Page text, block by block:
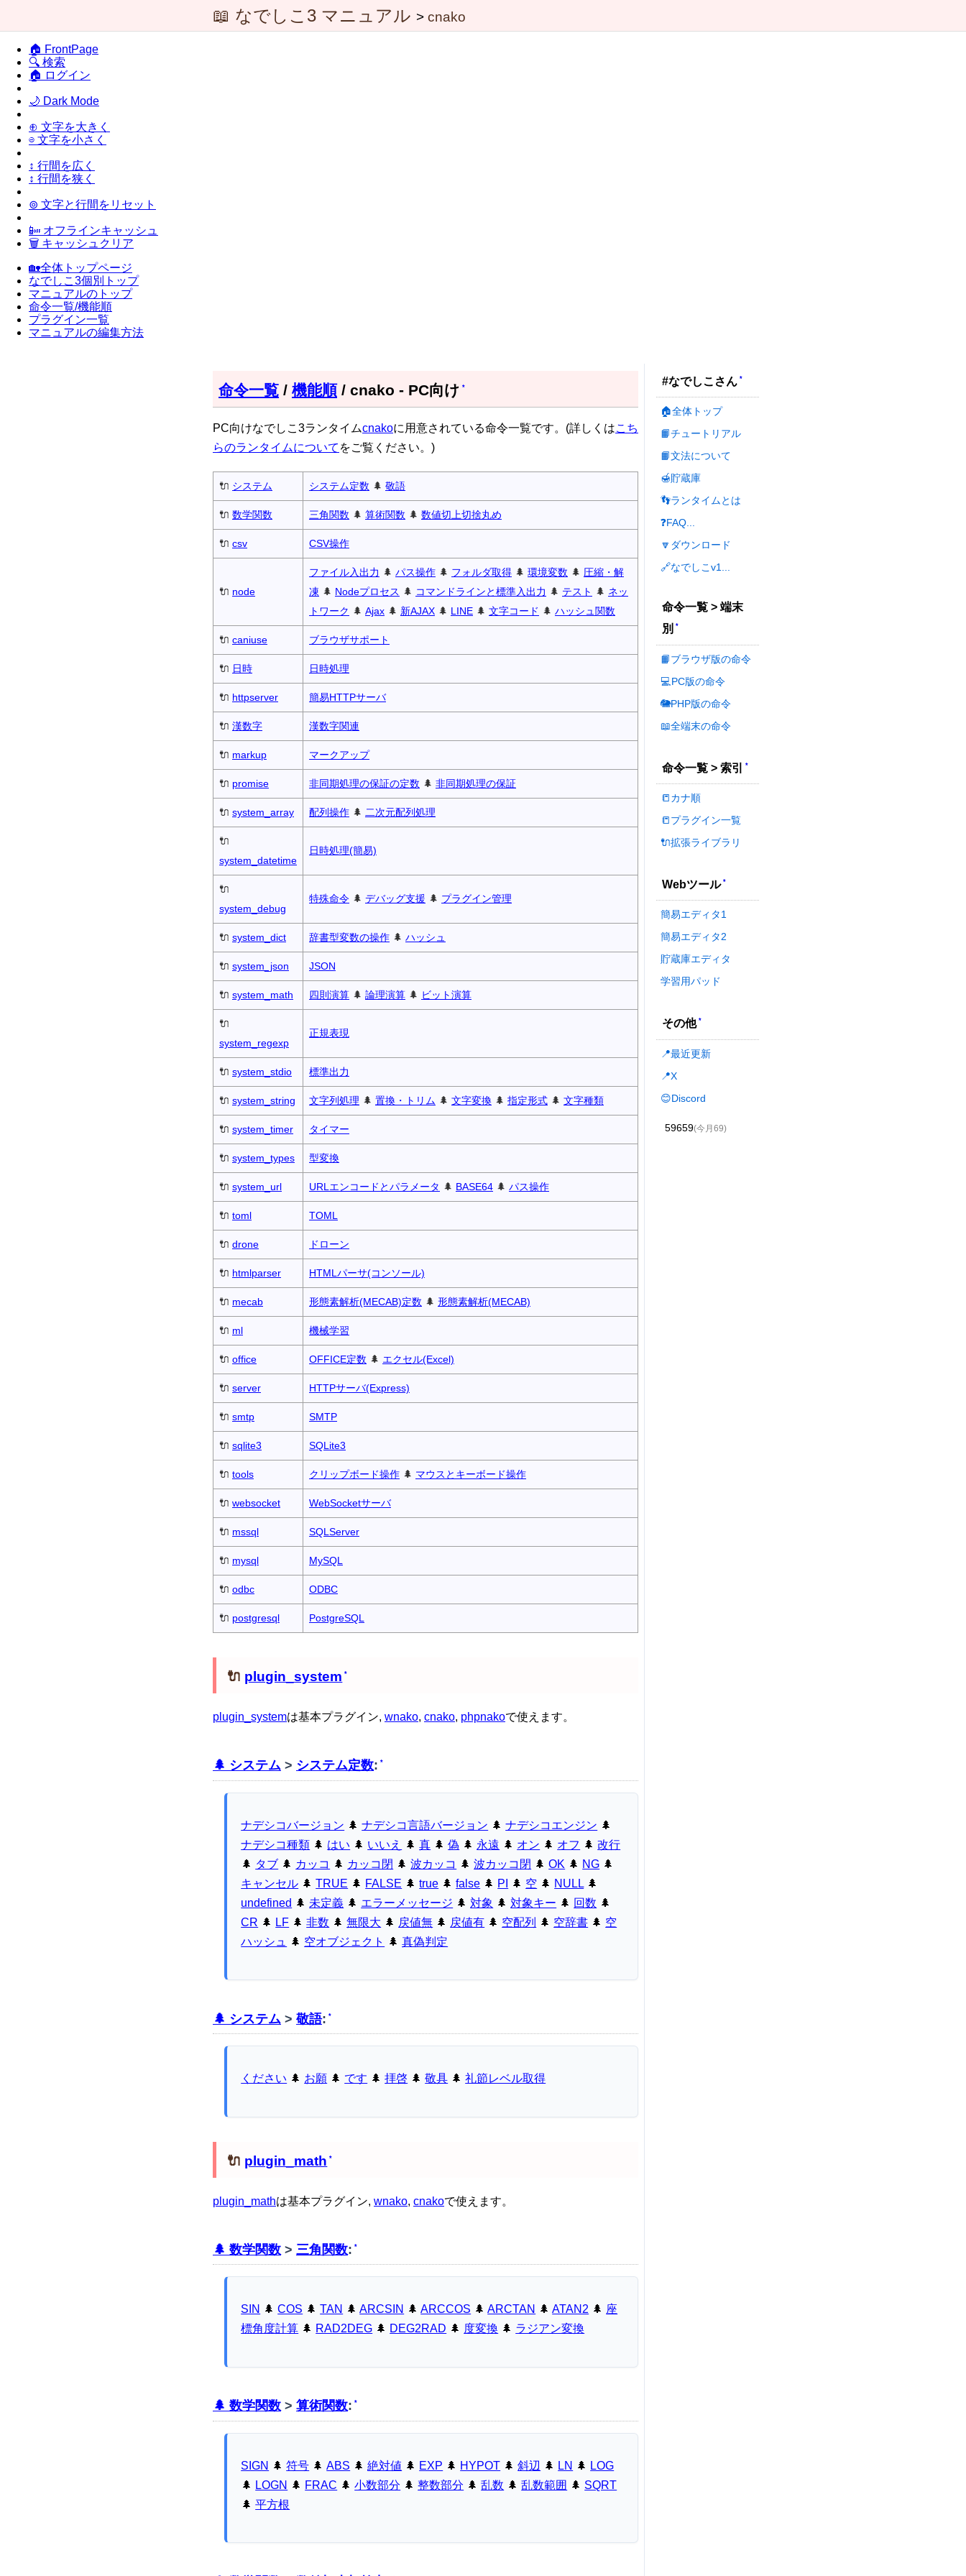
📖 なでしこ3 マニュアル > cnako
🏠 FrontPage
🔍 検索
🏠 ログイン
🌙 Dark Mode
⊕ 文字を大きく
⊖ 文字を小さく
↕ 行間を広く
↕ 行間を狭く
⊚ 文字と行間をリセット
📴 オフラインキャッシュ
🗑 キャッシュクリア
🏡全体トップページ
なでしこ3個別トップ
マニュアルのトップ
命令一覧/機能順
プラグイン一覧
マニュアルの編集方法
命令一覧 / 機能順/ cnako - PC向け *
PC向けなでしこ3ランタイムcnakoに用意されている命令一覧です。(詳しくはこち
らのランタイムについて をご覧ください。)
🔌 システム システム定数 🌲 敬語
🔌 数学関数 三角関数 🌲 算術関数 🌲 数値切上切捨丸め
🔌 csv CSV操作
🔌 node
ファイル入出力 🌲 パス操作 🌲 フォルダ取得 🌲 環境変数 🌲 圧縮・解
凍 🌲 Nodeプロセス 🌲 コマンドラインと標準入出力 🌲 テスト 🌲 ネッ
トワーク 🌲 Ajax 🌲 新AJAX 🌲 LINE 🌲 文字コード 🌲 ハッシュ関数
🔌 caniuse ブラウザサポート
🔌 日時 日時処理
🔌 httpserver 簡易HTTPサーバ
🔌 漢数字 漢数字関連
🔌 markup マークアップ
🔌 promise 非同期処理の保証の定数 🌲 非同期処理の保証
🔌 system_array 配列操作 🌲 二次元配列処理
🔌
system_datetime
日時処理(簡易)
🔌
system_debug
特殊命令 🌲 デバッグ支援 🌲 プラグイン管理
🔌 system_dict 辞書型変数の操作 🌲 ハッシュ
🔌 system_json JSON
🔌 system_math 四則演算 🌲 論理演算 🌲 ビット演算
🔌
system_regexp
正規表現
🔌 system_stdio 標準出力
🔌 system_string 文字列処理 🌲 置換・トリム 🌲 文字変換 🌲 指定形式 🌲 文字種類
🔌 system_timer タイマー
🔌 system_types 型変換
🔌 system_url URLエンコードとパラメータ 🌲 BASE64 🌲 パス操作
🔌 toml TOML
🔌 drone ドローン
🔌 htmlparser HTMLパーサ(コンソール)
🔌 mecab 形態素解析(MECAB)定数 🌲 形態素解析(MECAB)
🔌 ml 機械学習
🔌 office OFFICE定数 🌲 エクセル(Excel)
🔌 server HTTPサーバ(Express)
🔌 smtp SMTP
🔌 sqlite3 SQLite3
🔌 tools クリップボード操作 🌲 マウスとキーボード操作
🔌 websocket WebSocketサーバ
🔌 mssql SQLServer
🔌 mysql MySQL
🔌 odbc ODBC
🔌 postgresql PostgreSQL
🔌 plugin_system *
plugin_systemは基本プラグイン, wnako, cnako, phpnakoで使えます。
🌲 システム > システム定数: *
ナデシコバージョン 🌲ナデシコ言語バージョン 🌲ナデシコエンジン 🌲
ナデシコ種類 🌲 はい 🌲 いいえ 🌲真 🌲偽 🌲 永遠 🌲 オン 🌲 オフ 🌲改行
🌲 タブ 🌲 カッコ 🌲 カッコ閉 🌲波カッコ 🌲波カッコ閉 🌲OK 🌲 NG 🌲
キャンセル 🌲TRUE 🌲 FALSE 🌲true 🌲false 🌲 PI 🌲 空 🌲 NULL 🌲
undefined 🌲 未定義 🌲 エラーメッセージ 🌲対象 🌲対象キー 🌲 回数 🌲
CR 🌲 LF 🌲非数 🌲無限大 🌲 戻値無 🌲 戻値有 🌲 空配列 🌲 空辞書 🌲 空
ハッシュ
🌲 空オブジェクト 🌲真偽判定
🌲 システム > 敬語: *
ください 🌲 お願 🌲 です 🌲拝啓 🌲敬具 🌲礼節レベル取得
🔌 plugin_math *
plugin_mathは基本プラグイン, wnako, cnakoで使えます。
🌲 数学関数 > 三角関数: *
SIN 🌲COS 🌲TAN 🌲ARCSIN 🌲ARCCOS 🌲ARCTAN 🌲ATAN2 🌲 座
標角度計算 🌲 RAD2DEG 🌲 DEG2RAD 🌲 度変換 🌲 ラジアン変換
🌲 数学関数 > 算術関数: *
SIGN 🌲符号 🌲ABS 🌲絶対値 🌲 EXP 🌲 HYPOT 🌲斜辺 🌲 LN 🌲 LOG
🌲 LOGN 🌲 FRAC 🌲小数部分 🌲整数部分 🌲乱数 🌲乱数範囲 🌲 SQRT
🌲平方根
#なでしこさん *
🏠全体トップ
📙チュートリアル
📙文法について
🍯貯蔵庫
👣ランタイムとは
❓FAQ...
🔽ダウンロード
🔗なでしこv1...
命令一覧 > 端末
別 *
📙ブラウザ版の命令
💻PC版の命令
🐘PHP版の命令
📖全端末の命令
命令一覧 > 索引 *
📒カナ順
📒プラグイン一覧
🔌拡張ライブラリ
Webツール *
簡易エディタ1
簡易エディタ2
貯蔵庫エディタ
学習用パッド
その他 *
📍最近更新
📍X
😊Discord
59659(今月69)